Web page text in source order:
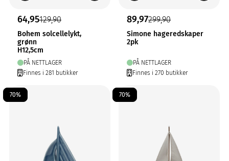
64,95129,90
Bohem solcellelykt,
grønn
H12,5cm
PÅ NETTLAGER
Finnes i 281 butikker
89,97299,90
Simone hageredskaper
2pk
PÅ NETTLAGER
Finnes i 270 butikker
70% 70%